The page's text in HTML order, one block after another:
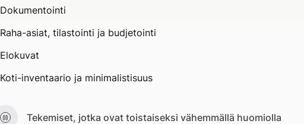
Dokumentointi
Raha-asiat, tilastointi ja budjetointi
Elokuvat
Koti-inventaario ja minimalistisuus
Tekemiset, jotka ovat toistaiseksi vähemmällä huomiolla